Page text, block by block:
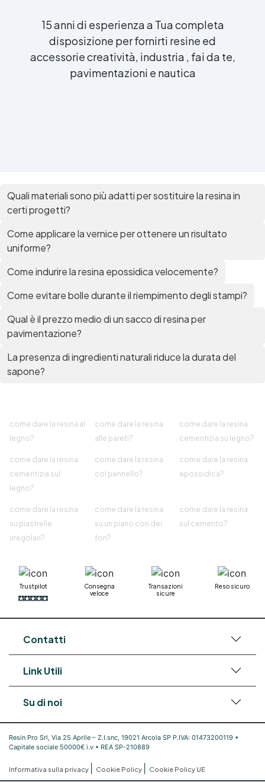
15 anni di esperienza a Tua completa
disposizione per fornirti resine ed
accessorie creatività, industria , fai da te,
pavimentazioni e nautica
Quali materiali sono più adatti per sostituire la resina in
certi progetti?
Come applicare la vernice per ottenere un risultato
uniforme?
Come indurire la resina epossidica velocemente?
Come evitare bolle durante il riempimento degli stampi?
Qual è il prezzo medio di un sacco di resina per
pavimentazione?
La presenza di ingredienti naturali riduce la durata del
sapone?
come dare la resina al
legno?
come dare la resina
alle pareti?
come dare la resina
cementizia su legno?
come dare la resina
cementizia sul
legno?
come dare la resina
col pennello?
come dare la resina
epossidica?
come dare la resina
su piastrelle
irregolari?
come dare la resina
su un piano con dei
fori?
come dare la resina
sul cemento?
Trustpilot
Consegna
veloce
Transazioni
sicure
Reso sicuro
Contatti
Link Utili
Su di noi
Resin Pro Srl, Via 25 Aprile – Z.I.snc, 19021 Arcola SP P.IVA: 01473200119 •
Capitale sociale 50000€ i.v • REA SP-210889
Informativa sulla privacy Cookie Policy Cookie Policy UE